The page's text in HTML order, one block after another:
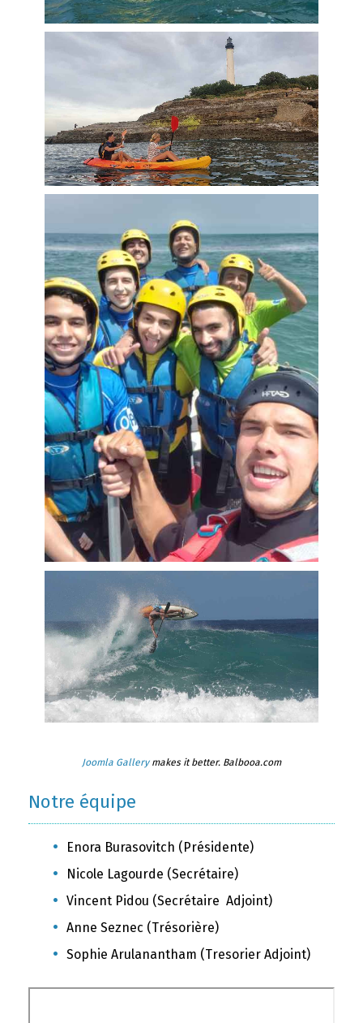
Joomla Gallerymakes it better. Balbooa.com
Notre équipe
Enora Burasovitch (Présidente)
Nicole Lagourde (Secrétaire)
Vincent Pidou (Secrétaire Adjoint)
Anne Seznec (Trésorière)
Sophie Arulanantham (Tresorier Adjoint)